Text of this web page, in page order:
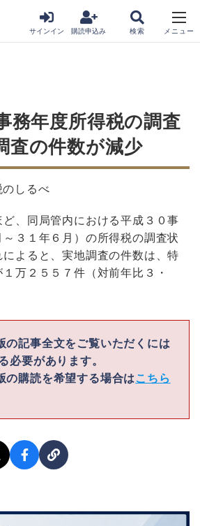
サインイン 購読申込み
務年度所得税の調査
査の件数が減少
しるべ
、同局管内における平成３０事
３１年６月）の所得税の調査状
よると、実地調査の件数は、特
万２５５７件（対前年比３・
の記事全文をご覧いただくには
必要があります。
の購読を希望する場合は こちら